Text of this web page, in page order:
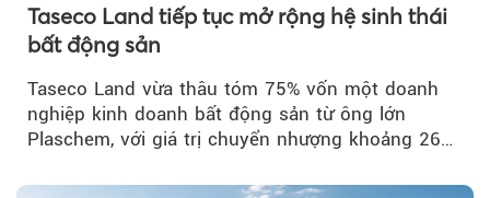
Taseco Land tiếp tục mở rộng hệ sinh thái
bất động sản
Taseco Land vừa thâu tóm 75% vốn một doanh
nghiệp kinh doanh bất động sản từ ông lớn
Plaschem, với giá trị chuyển nhượng khoảng 262